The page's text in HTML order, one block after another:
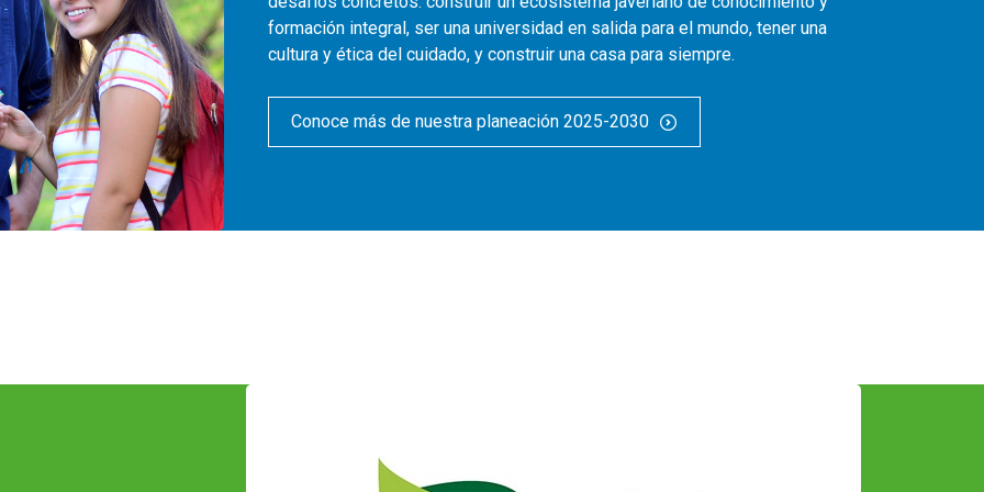
formación integral, ser una universidad en salida para el mundo, tener una
cultura y ética del cuidado, y construir una casa para siempre.
Conoce más de nuestra planeación 2025-2030